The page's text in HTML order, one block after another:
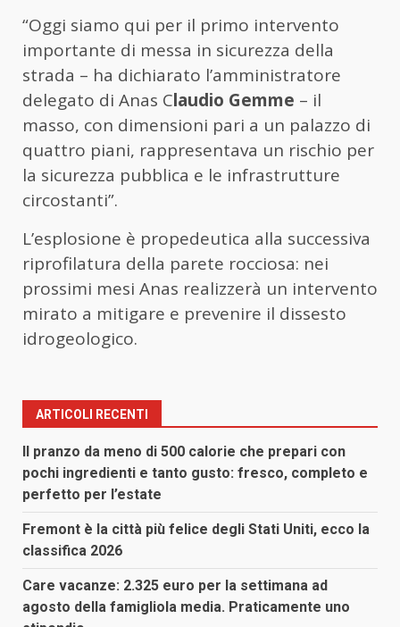
“Oggi siamo qui per il primo intervento
importante di messa in sicurezza della
strada – ha dichiarato l’amministratore
delegato di Anas Claudio Gemme – il
masso, con dimensioni pari a un palazzo di
quattro piani, rappresentava un rischio per
la sicurezza pubblica e le infrastrutture
circostanti”.
L’esplosione è propedeutica alla successiva
riprofilatura della parete rocciosa: nei
prossimi mesi Anas realizzerà un intervento
mirato a mitigare e prevenire il dissesto
idrogeologico.
ARTICOLI RECENTI
Il pranzo da meno di 500 calorie che prepari con
pochi ingredienti e tanto gusto: fresco, completo e
perfetto per l’estate
Fremont è la città più felice degli Stati Uniti, ecco la
classifica 2026
Care vacanze: 2.325 euro per la settimana ad
agosto della famigliola media. Praticamente uno